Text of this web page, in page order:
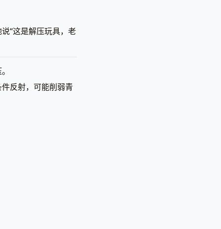
“这是解压玩具，老
反射，可能削弱青